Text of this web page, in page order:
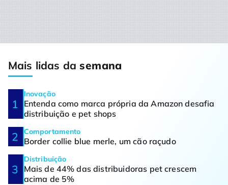
Mais lidas dasemana
Inovação
Entenda como marca própria da Amazon desafia
distribuição e pet shops
Comportamento
Border collie blue merle, um cão raçudo
Distribuição
Mais de 44% das distribuidoras pet crescem
acima de 5%